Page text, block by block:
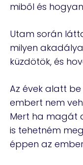
miből és
Utam során
milyen
küzdötök, és
Az évek alatt
embert nem
Mert ha magát
is tehetném
éppen az